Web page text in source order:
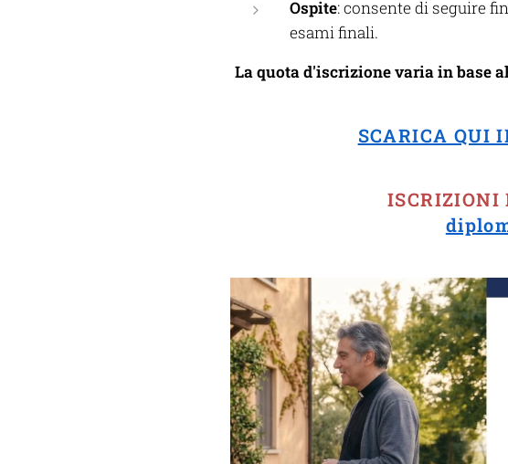
Ospite: consente di seguire
esami finali.
La quota d'iscrizione varia in base
SCARICA QUI
ISCRIZIONI